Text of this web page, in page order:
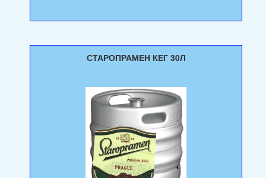
СТАРОПРАМЕН КЕГ 30Л